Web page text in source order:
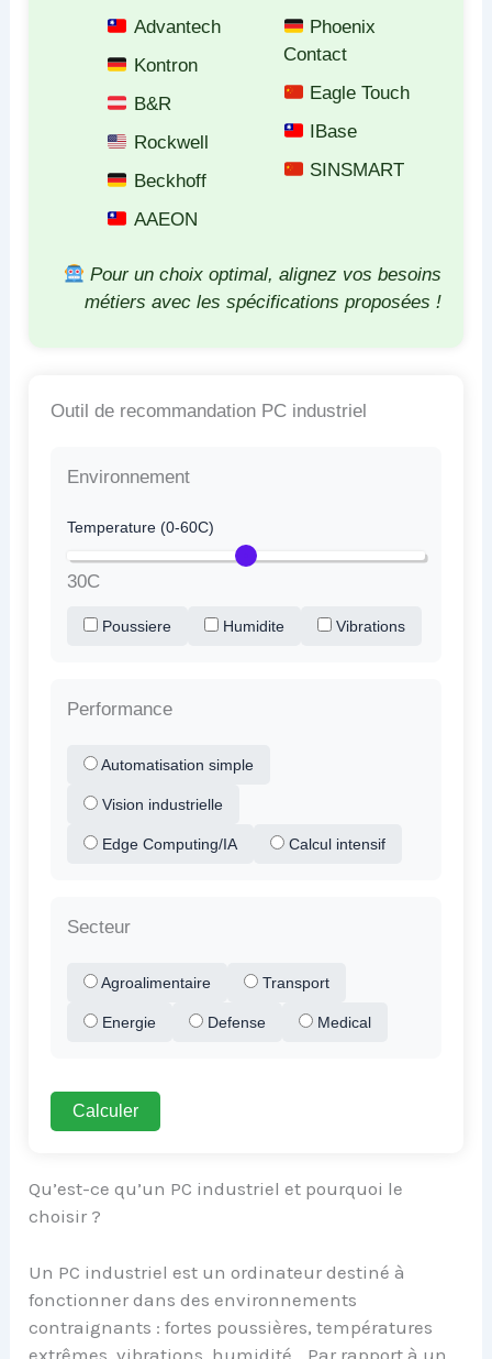
Advantech
Kontron
B&R
Rockwell
Beckhoff
AAEON
Phoenix
Contact
Eagle Touch
IBase
SINSMART
Pour un choix optimal, alignez vos besoins
métiers avec les spécifications proposées !
Outil de recommandation PC industriel
Environnement
Temperature (0-60C)
30C
Poussiere Humidite Vibrations
Performance
Automatisation simple
Vision industrielle
Edge Computing/IA Calcul intensif
Secteur
Agroalimentaire Transport
Energie Defense Medical
Calculer
Qu’est-ce qu’un PC industriel et pourquoi le
choisir ?
Un PC industriel est un ordinateur destiné à
fonctionner dans des environnements
contraignants : fortes poussières, températures
extrêmes, vibrations, humidité… Par rapport à un